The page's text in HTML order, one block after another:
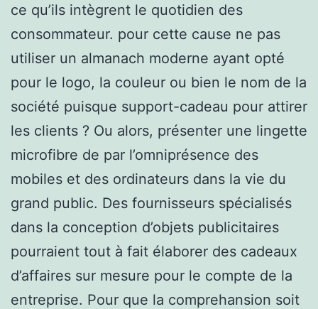
ce qu’ils intègrent le quotidien des
consommateur. pour cette cause ne pas
utiliser un almanach moderne ayant opté
pour le logo, la couleur ou bien le nom de la
société puisque support-cadeau pour attirer
les clients ? Ou alors, présenter une lingette
microfibre de par l’omniprésence des
mobiles et des ordinateurs dans la vie du
grand public. Des fournisseurs spécialisés
dans la conception d’objets publicitaires
pourraient tout à fait élaborer des cadeaux
d’affaires sur mesure pour le compte de la
entreprise. Pour que la comprehansion soit